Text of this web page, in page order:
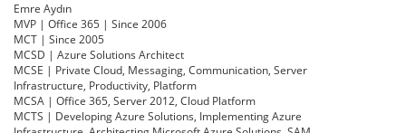
Emre Aydın
MVP | Office 365 | Since 2006
MCT | Since 2005
MCSD | Azure Solutions Architect
MCSE | Private Cloud, Messaging, Communication, Server
Infrastructure, Productivity, Platform
MCSA | Office 365, Server 2012, Cloud Platform
MCTS | Developing Azure Solutions, Implementing Azure